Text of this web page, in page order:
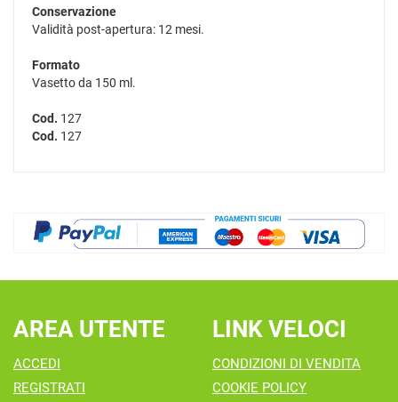
Conservazione
Validità post-apertura: 12 mesi.
Formato
Vasetto da 150 ml.
Cod. 127
Cod. 127
AREA UTENTE
ACCEDI
REGISTRATI
LINK VELOCI
CONDIZIONI DI VENDITA
COOKIE POLICY